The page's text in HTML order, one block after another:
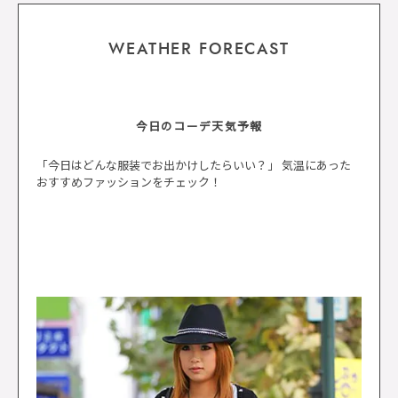
WEATHER FORECAST
今日のコーデ天気予報
「今日はどんな服装でお出かけしたらいい？」 気温にあった
おすすめファッションをチェック！